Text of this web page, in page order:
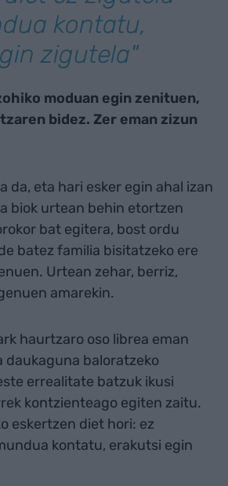
kontatu,
zigutela"
moduan egin zenituen,
bidez. Zer eman zizun
da, eta hari esker egin ahal izan
biok urtean behin etortzen
bat egitera, bost ordu
batez familia bisitatzeko ere
Urtean zehar, berriz,
amarekin.
haurtzaro oso librea eman
daukaguna baloratzeko
errealitate batzuk ikusi
kontzienteago egiten zaitu.
eskertzen diet hori: ez
kontatu, erakutsi egin